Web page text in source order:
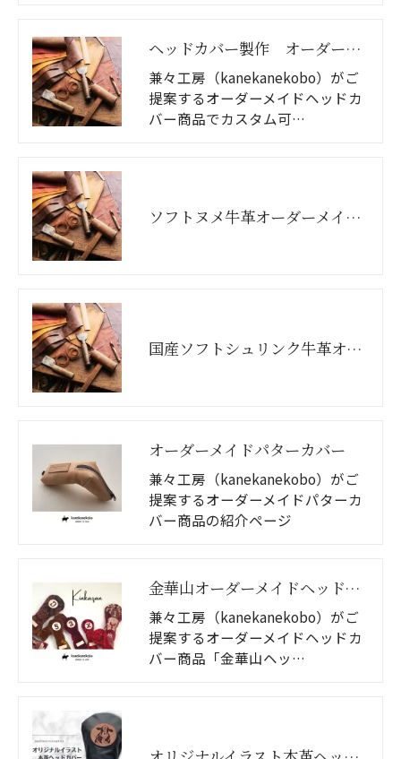
ヘッドカバー製作 オーダー可能箇所のご案内
兼々工房（kanekanekobo）がご
提案するオーダーメイドヘッドカ
バー商品でカスタム可…
ソフトヌメ牛革オーダーメイドヘッドカバー
国産ソフトシュリンク牛革オーダーメイドヘッドカバー
オーダーメイドパターカバー
兼々工房（kanekanekobo）がご
提案するオーダーメイドパターカ
バー商品の紹介ページ
金華山オーダーメイドヘッドカバー
兼々工房（kanekanekobo）がご
提案するオーダーメイドヘッドカ
バー商品「金華山ヘッ…